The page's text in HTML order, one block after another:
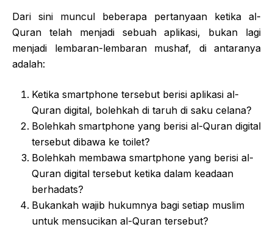
Dari sini muncul beberapa pertanyaan ketika al-
Quran telah menjadi sebuah aplikasi, bukan lagi
menjadi lembaran-lembaran mushaf, di antaranya
adalah:
Ketika smartphone tersebut berisi aplikasi al-
Quran digital, bolehkah di taruh di saku celana?
Bolehkah smartphone yang berisi al-Quran digital
tersebut dibawa ke toilet?
Bolehkah membawa smartphone yang berisi al-
Quran digital tersebut ketika dalam keadaan
berhadats?
Bukankah wajib hukumnya bagi setiap muslim
untuk mensucikan al-Quran tersebut?